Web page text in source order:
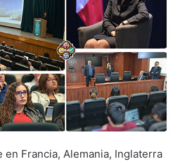
Francia, Alemania, Inglaterra